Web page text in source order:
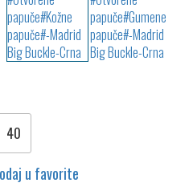
40
u favorite